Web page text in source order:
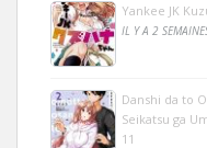
Yankee JK
IL Y A 2
Danshi da to
Seikatsu ga
11